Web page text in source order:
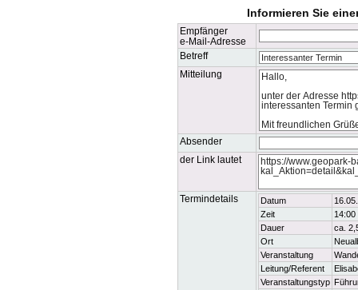
Informieren Sie
Empfänger
e-Mail-Adresse
Betreff
Mitteilung
Absender
der Link lautet
Termindetails Datum
Zeit
14:00
Dauer
ca.
Ort
Veranstaltung
Leitung/Referent
Veranstaltungstyp